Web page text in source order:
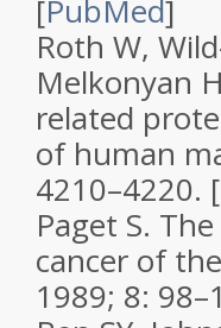
[PubMed]
Roth W,
Melkonyan
related
of human
4210–4220. [
Paget S.
cancer of
1989; 8: